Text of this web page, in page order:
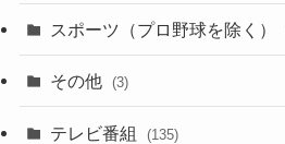
スポーツ（プロ野球を除く）
その他 (3)
テレビ番組 (135)